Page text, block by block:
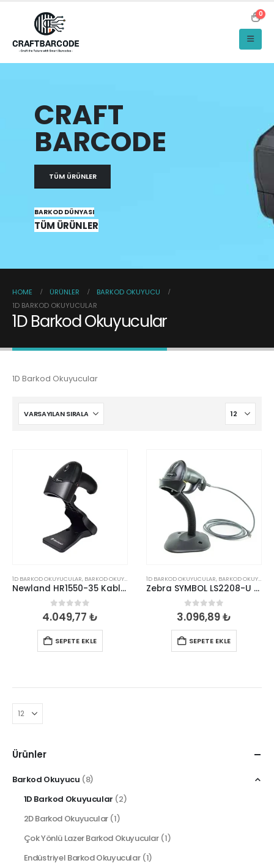
0
CRAFT
BARCODE
TÜM ÜRÜNLER
BARKOD DÜNYASI
TÜM ÜRÜNLER
HOME ÜRÜNLER
BARKOD OKUYUCU
1D BARKOD OKUYUCULAR
1D Barkod Okuyucular
1D Barkod Okuyucular
1D BARKOD OKUYUCULAR, BARKOD OKUYUCU
Newland HR1550-35 Kablolu CCD Barkod Okuyucu (1D)
0out of 5
4.049,77 ₺
SEPETE EKLE
1D BARKOD OKUYUCULAR, BARKOD OKUYUCU
Zebra SYMBOL LS2208-U Lazer Kablolu Barkod Okuyucu(1D)
0out of 5
3.096,89₺
SEPETE EKLE
Ürünler
Barkod Okuyucu (8)
1D Barkod Okuyucular (2)
2D Barkod Okuyucular (1)
Çok Yönlü Lazer Barkod Okuyucular (1)
Endüstriyel Barkod Okuyucular (1)